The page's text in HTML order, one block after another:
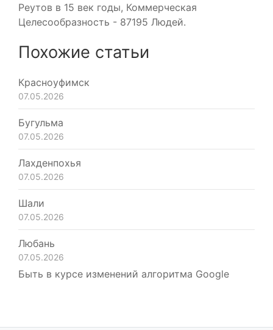
Реутов в 15 век годы, Коммерческая
Целесообразность - 87195 Людей.
Похожие статьи
Красноуфимск
07.05.2026
Бугульма
07.05.2026
Лахденпохья
07.05.2026
Шали
07.05.2026
Любань
07.05.2026
Быть в курсе изменений алгоритма Google